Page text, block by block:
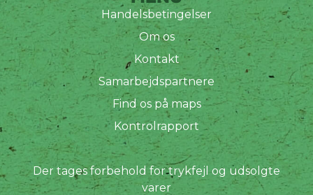
Handelsbetingelser
Om os
Kontakt
Samarbejdspartnere
Find os på maps
Kontrolrapport
Der tages forbehold for trykfejl og udsolgte
varer